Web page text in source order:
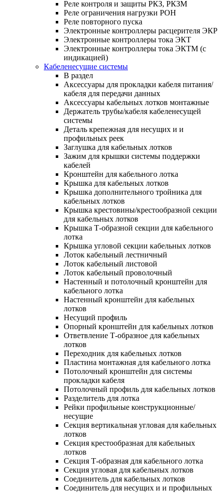
Реле контроля и защиты РКЗ, РКЗМ
Реле ограничения нагрузки РОН
Реле повторного пуска
Электронные контроллеры расцерителя ЭКР
Электронные контроллеры тока ЭКТ
Электронные контроллеры тока ЭКТМ (с
индикацией)
Кабеленесущие системы
В раздел
Аксессуары для прокладки кабеля питания/
кабеля для передачи данных
Аксессуары кабельных лотков монтажные
Держатель трубы/кабеля кабеленесущей
системы
Деталь крепежная для несущих и и
профильных реек
Заглушка для кабельных лотков
Зажим для крышки системы поддержки
кабелей
Кронштейн для кабельного лотка
Крышка для кабельных лотков
Крышка дополнительного тройника для
кабельных лотков
Крышка крестовины/крестообразной секции
для кабельных лотков
Крышка Т-образной секции для кабельного
лотка
Крышка угловой секции кабельных лотков
Лоток кабельный лестничный
Лоток кабельный листовой
Лоток кабельный проволочный
Настенный и потолочный кронштейн для
кабельного лотка
Настенный кронштейн для кабельных
лотков
Несущий профиль
Опорный кронштейн для кабельных лотков
Ответвление Т-образное для кабельных
лотков
Переходник для кабельных лотков
Пластина монтажная для кабельного лотка
Потолочный кронштейн для системы
прокладки кабеля
Потолочный профиль для кабельных лотков
Разделитель для лотка
Рейки профильные конструкционные/
несущие
Секция вертикальная угловая для кабельных
лотков
Секция крестообразная для кабельных
лотков
Секция Т-образная для кабельного лотка
Секция угловая для кабельных лотков
Соединитель для кабельных лотков
Соединитель для несущих и и профильных